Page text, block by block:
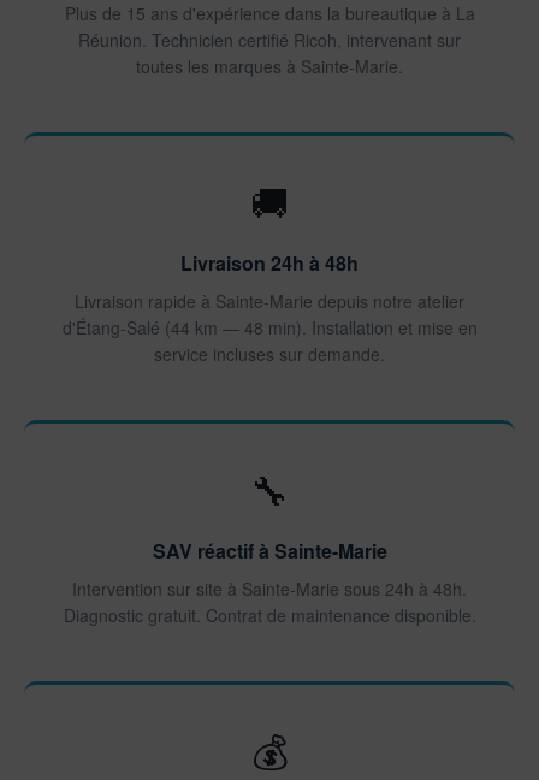
Plus de 15 ans d'expérience dans la bureautique à La
Réunion. Technicien certifié Ricoh, intervenant sur
toutes les marques à Sainte-Marie.
🚚
Livraison 24h à 48h
Livraison rapide à Sainte-Marie depuis notre atelier
d'Étang-Salé (44 km — 48 min). Installation et mise en
service incluses sur demande.
🔧
SAV réactif à Sainte-Marie
Intervention sur site à Sainte-Marie sous 24h à 48h.
Diagnostic gratuit. Contrat de maintenance disponible.
💰